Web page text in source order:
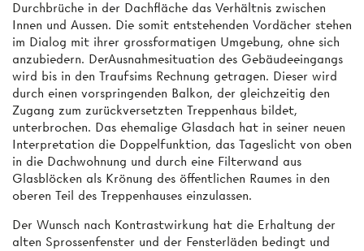
Durchbrüche in der Dachfläche das Verhältnis zwischen
Innen und Aussen. Die somit entstehenden Vordächer stehen
im Dialog mit ihrer grossformatigen Umgebung, ohne sich
anzubiedern. DerAusnahmesituation des Gebäudeeingangs
wird bis in den Traufsims Rechnung getragen. Dieser wird
durch einen vorspringenden Balkon, der gleichzeitig den
Zugang zum zurückversetzten Treppenhaus bildet,
unterbrochen. Das ehemalige Glasdach hat in seiner neuen
Interpretation die Doppelfunktion, das Tageslicht von oben
in die Dachwohnung und durch eine Filterwand aus
Glasblöcken als Krönung des öffentlichen Raumes in den
oberen Teil des Treppenhauses einzulassen.
Der Wunsch nach Kontrastwirkung hat die Erhaltung der
alten Sprossenfenster und der Fensterläden bedingt und